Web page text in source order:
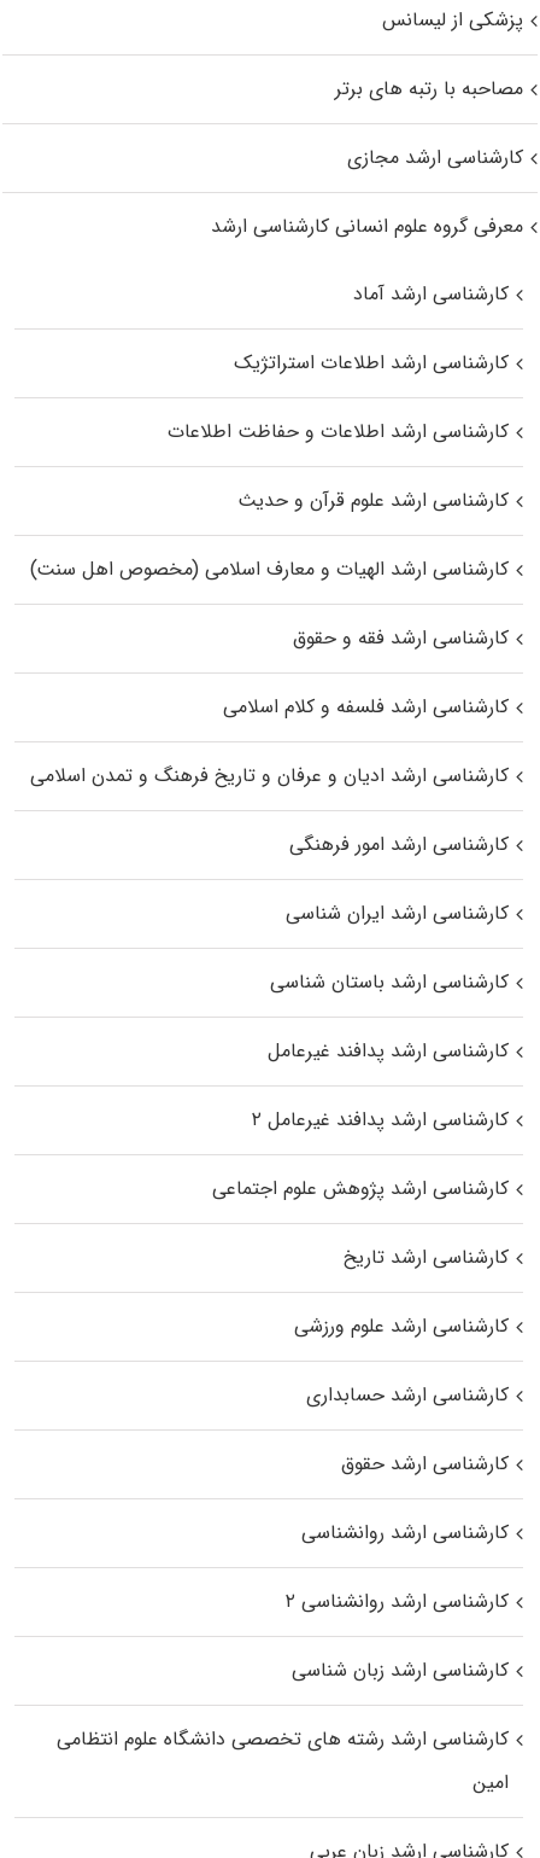
پزشکی از لیسانس
مصاحبه با رتبه های برتر
کارشناسی ارشد مجازی
معرفی گروه علوم انسانی کارشناسی ارشد
کارشناسی ارشد آماد
کارشناسی ارشد اطلاعات استراتژیک
کارشناسی ارشد اطلاعات و حفاظت اطلاعات
کارشناسی ارشد علوم قرآن و حدیث
کارشناسی ارشد الهیات و معارف اسلامی (مخصوص اهل سنت)
کارشناسی ارشد فقه و حقوق
کارشناسی ارشد فلسفه و کلام اسلامی
کارشناسی ارشد ادیان و عرفان و تاریخ فرهنگ و تمدن اسلامی
کارشناسی ارشد امور فرهنگی
کارشناسی ارشد ایران شناسی
کارشناسی ارشد باستان شناسی
کارشناسی ارشد پدافند غیرعامل
کارشناسی ارشد پدافند غیرعامل ۲
کارشناسی ارشد پژوهش علوم اجتماعی
کارشناسی ارشد تاریخ
کارشناسی ارشد علوم ورزشی
کارشناسی ارشد حسابداری
کارشناسی ارشد حقوق
کارشناسی ارشد روانشناسی
کارشناسی ارشد روانشناسی ۲
کارشناسی ارشد زبان شناسی
کارشناسی ارشد رﺷﺘﻪ ﻫﺎی تخصصی داﻧﺸﮕﺎه ﻋﻠﻮم انتظامی
اﻣﻴﻦ
کارشناسی ارشد زبان عربی